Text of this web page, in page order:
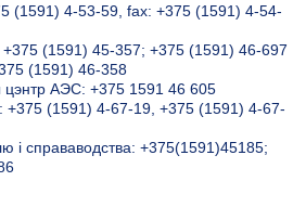
(1591) 4-53-59, fax: +375 (1591) 4-54-
+375 (1591) 45-357; +375 (1591) 46-697
(1591) 46-358
АЭС: +375 1591 46 605
+375 (1591) 4-67-19, +375 (1591) 4-67-
і справаводства: +375(1591)45185;